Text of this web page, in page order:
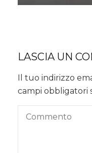
LASCIA UN
Il tuo indirizzo
campi obbligatori